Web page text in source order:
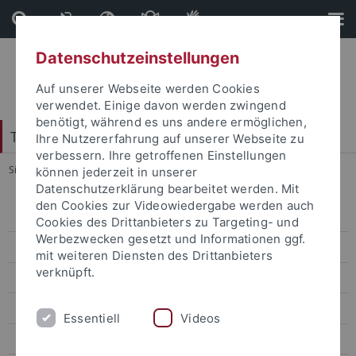
Direkt
zum
Inhalt
Direkt
zur
Fußleiste
Tübinger Forum für Wissenschaftskulturen
Sie sind hier: Startseite ... WESeminare
Studienkolleg 2006/2007
Studienkolleg 2007/2008
Auftaktakademie
Kollegiaten
Datenschutzeinstellungen
Auf unserer Webseite werden Cookies
verwendet. Einige davon werden zwingend
benötigt, während es uns andere ermöglichen,
Ihre Nutzererfahrung auf unserer Webseite zu
verbessern. Ihre getroffenen Einstellungen
können jederzeit in unserer
Datenschutzerklärung bearbeitet werden. Mit
den Cookies zur Videowiedergabe werden auch
Cookies des Drittanbieters zu Targeting- und
Werbezwecken gesetzt und Informationen ggf.
mit weiteren Diensten des Drittanbieters
verknüpft.
Essentiell Videos